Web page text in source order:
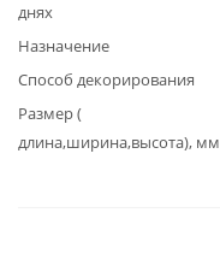
днях
Назначение
Способ декорирования
Размер (
длина,ширина,высота), мм